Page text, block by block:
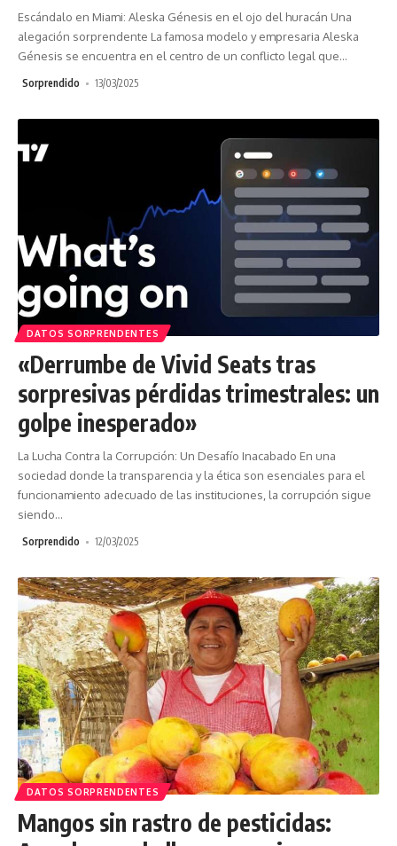
Escándalo en Miami: Aleska Génesis en el ojo del huracán Una
alegación sorprendente La famosa modelo y empresaria Aleska
Génesis se encuentra en el centro de un conflicto legal que…
Sorprendido 13/03/2025
DATOS SORPRENDENTES
«Derrumbe de Vivid Seats tras
sorpresivas pérdidas trimestrales: un
golpe inesperado»
La Lucha Contra la Corrupción: Un Desafío Inacabado En una
sociedad donde la transparencia y la ética son esenciales para el
funcionamiento adecuado de las instituciones, la corrupción sigue
siendo…
Sorprendido 12/03/2025
DATOS SORPRENDENTES
Mangos sin rastro de pesticidas: